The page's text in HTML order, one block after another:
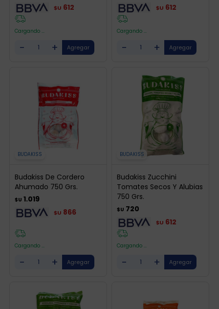
$U 612
Cargando ...
- +
$U 612
Cargando ...
- +
BUDAKISS
Budakiss De Cordero
Ahumado 750 Grs.
$U 1.019
$U 866
Cargando ...
- +
BUDAKISS
Budakiss Zucchini
Tomates Secos Y Alubias
750 Grs.
$U 720
$U 612
Cargando ...
- +